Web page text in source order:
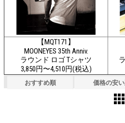
【MQT171】
MOONEYES 35th Anniv.
ラウンド ロゴ Tシャツ
3,850円〜4,510円(税込)
おすすめ順 価格の安